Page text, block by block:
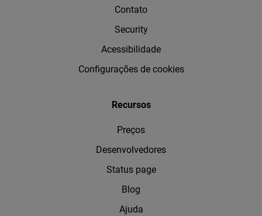
Contato
Security
Acessibilidade
Configurações de cookies
Recursos
Preços
Desenvolvedores
Status page
Blog
Ajuda